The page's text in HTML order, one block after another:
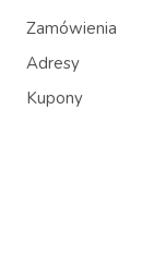
Zamówienia
Adresy
Kupony